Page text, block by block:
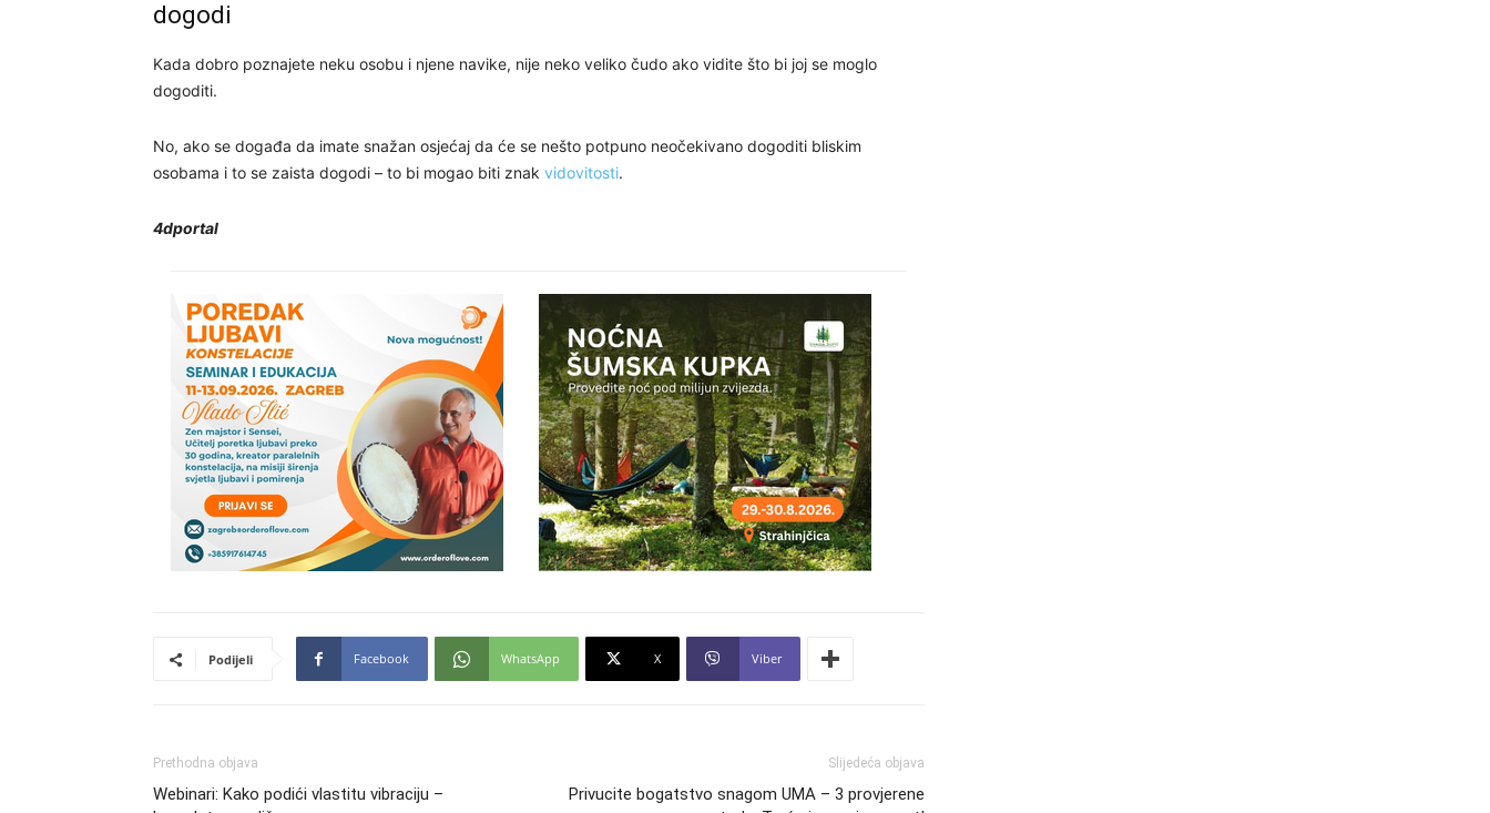
dogodi
Kada dobro poznajete neku osobu i njene navike, nije neko veliko čudo ako vidite što bi joj se moglo
dogoditi.
No, ako se događa da imate snažan osjećaj da će se nešto potpuno neočekivano dogoditi bliskim
osobama i to se zaista dogodi – to bi mogao biti znak vidovitosti.
4dportal
Podijeli Facebook WhatsApp X Viber
Prethodna objava
Webinari: Kako podići vlastitu vibraciju –
Slijedeća objava
Privucite bogatstvo snagom UMA – 3 provjerene